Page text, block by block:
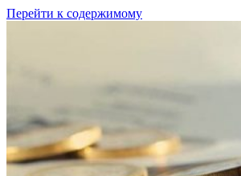
Перейти к содержимому